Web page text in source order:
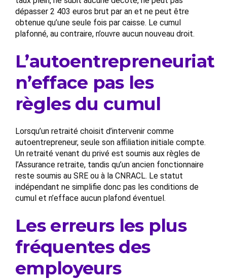
dépasser 2 403 euros brut par an et ne peut être
obtenue qu’une seule fois par caisse. Le cumul
plafonné, au contraire, n’ouvre aucun nouveau droit.
L’autoentrepreneuriat
n’efface pas les
règles du cumul
Lorsqu’un retraité choisit d’intervenir comme
autoentrepreneur, seule son affiliation initiale compte.
Un retraité venant du privé est soumis aux règles de
l’Assurance retraite, tandis qu’un ancien fonctionnaire
reste soumis au SRE ou à la CNRACL. Le statut
indépendant ne simplifie donc pas les conditions de
cumul et n’efface aucun plafond éventuel.
Les erreurs les plus
fréquentes des
employeurs